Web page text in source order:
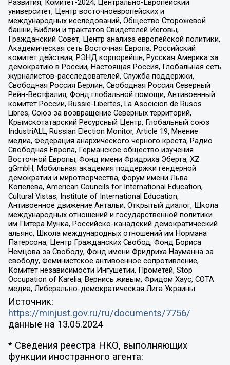
Развития, Комитет-2024, Центрально-Европейский
университет, Центр восточноевропейских и
международных исследований, Общество Сторожевой
башни, Библии и трактатов Свидетелей Иеговы,
Гражданский Совет, Центр анализа европейской политики,
Академическая сеть Восточная Европа, Российский
комитет действия, РЭНД корпорейшн, Русская Америка за
демократию в России, Настоящая Россия, Глобальная сеть
журналистов-расследователей, Служба поддержки,
Свободная Россия Берлин, Свободная Россия Северный
Рейн-Вестфалия, Фонд глобальной помощи, Антивоенный
комитет России, Russie-Libertes, La Asocicion de Rusos
Libres, Союз за возвращение Северных территорий,
Крымскотатарский Ресурсный Центр, Глобальный союз
IndustriALL, Russian Election Monitor, Article 19, Мнение
медиа, Федерация анархического черного креста, Радио
Свободная Европа, Германское общество изучения
Восточной Европы, Фонд имени Фридриха Эберта, XZ
gGmbH, Мобильная академия поддержки гендерной
демократии и миротворчества, Форум имени Льва
Копелева, American Councils for International Education,
Cultural Vistas, Institute of International Education,
Антивоенное движение Антальи, Открытый диалог, Школа
международных отношений и государственной политики
им Питера Мунка, Российско-канадский демократический
альянс, Школа международных отношений им Нормана
Патерсона, Центр Гражданских Свобод, Фонд Бориса
Немцова за Свободу, Фонд имени Фридриха Науманна за
свободу, Феминистское антивоенное сопротивление,
Комитет независимости Ингушетии, Прометей, Stop
Occupation of Karelia, Вернись живым, Фридом Хаус, СОТА
медиа, Либерально-демократическая Лига Украины
Источник:
https://minjust.gov.ru/ru/documents/7756/
данные на 13.05.2024
* Сведения реестра НКО, выполняющих
функции иностранного агента: